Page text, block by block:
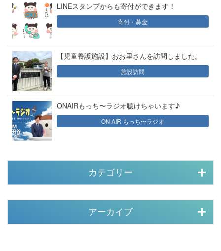
LINEスタンプからも寄付ができます！
寄付・募金
【児童養護施設】おお里さんを訪問しました。
施設訪問
ONAIRもっち〜ラジオ聴けちゃいます♪
ON AIR もっち〜ラジオ
カテゴリー
アーカイブ